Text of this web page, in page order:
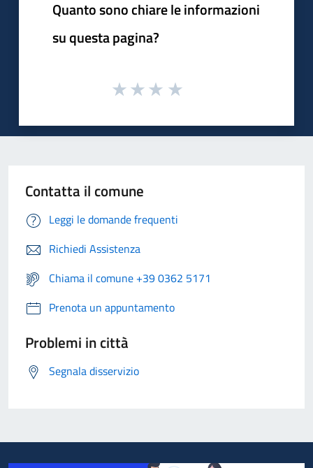
Quanto sono chiare le informazioni
su questa pagina?
Contatta il comune
Leggi le domande frequenti
Richiedi Assistenza
Chiama il comune +39 0362 5171
Prenota un appuntamento
Problemi in città
Segnala disservizio